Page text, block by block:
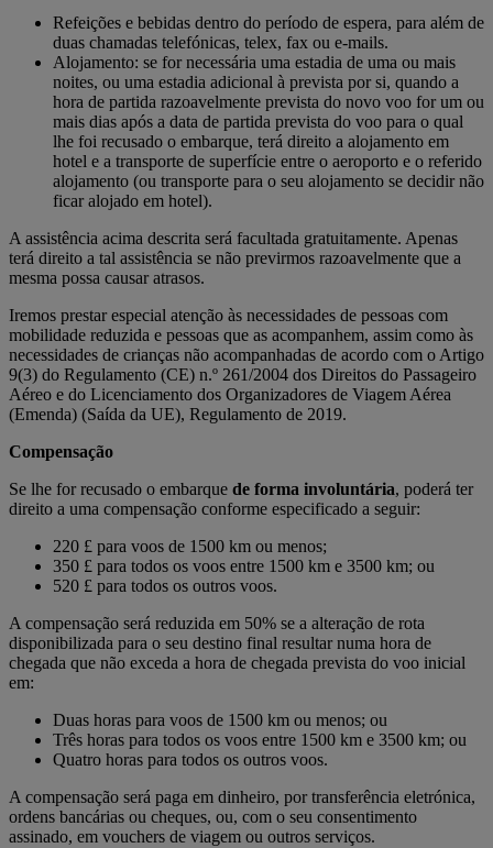
Refeições e bebidas dentro do período de espera, para além de
duas chamadas telefónicas, telex, fax ou e-mails.
Alojamento: se for necessária uma estadia de uma ou mais
noites, ou uma estadia adicional à prevista por si, quando a
hora de partida razoavelmente prevista do novo voo for um ou
mais dias após a data de partida prevista do voo para o qual
lhe foi recusado o embarque, terá direito a alojamento em
hotel e a transporte de superfície entre o aeroporto e o referido
alojamento (ou transporte para o seu alojamento se decidir não
ficar alojado em hotel).
A assistência acima descrita será facultada gratuitamente. Apenas
terá direito a tal assistência se não previrmos razoavelmente que a
mesma possa causar atrasos.
Iremos prestar especial atenção às necessidades de pessoas com
mobilidade reduzida e pessoas que as acompanhem, assim como às
necessidades de crianças não acompanhadas de acordo com o Artigo
9(3) do Regulamento (CE) n.º 261/2004 dos Direitos do Passageiro
Aéreo e do Licenciamento dos Organizadores de Viagem Aérea
(Emenda) (Saída da UE), Regulamento de 2019.
Compensação
Se lhe for recusado o embarque de forma involuntária, poderá ter
direito a uma compensação conforme especificado a seguir:
220 £ para voos de 1500 km ou menos;
350 £ para todos os voos entre 1500 km e 3500 km; ou
520 £ para todos os outros voos.
A compensação será reduzida em 50% se a alteração de rota
disponibilizada para o seu destino final resultar numa hora de
chegada que não exceda a hora de chegada prevista do voo inicial
em:
Duas horas para voos de 1500 km ou menos; ou
Três horas para todos os voos entre 1500 km e 3500 km; ou
Quatro horas para todos os outros voos.
A compensação será paga em dinheiro, por transferência eletrónica,
ordens bancárias ou cheques, ou, com o seu consentimento
assinado, em vouchers de viagem ou outros serviços.